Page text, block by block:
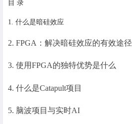
目 录
1. 什么是暗硅效应
2. FPGA：解决暗硅效应的有效途径
3. 使用FPGA的独特优势是什么
4. 什么是Catapult项目
5. 脑波项目与实时AI